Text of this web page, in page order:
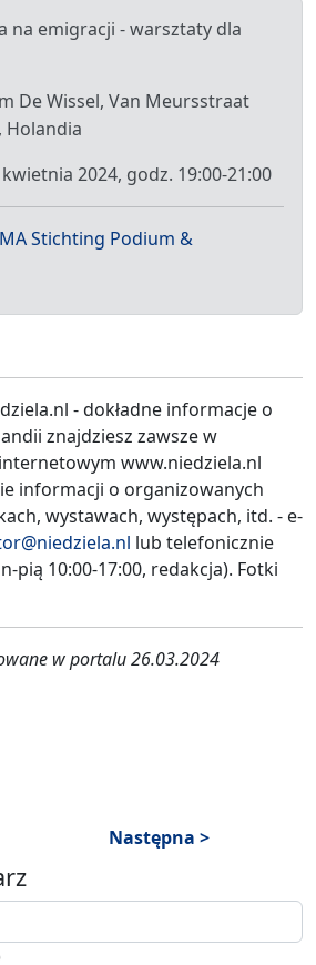
na emigracji - warsztaty dla
De Wissel, Van Meursstraat
Holandia
2024, godz. 19:00-21:00
Stichting Podium &
- dokładne informacje o
znajdziesz zawsze w
www.niedziela.nl
informacji o organizowanych
wystawach, występach, itd. - e-
lub telefonicznie
pią 10:00-17:00, redakcja). Fotki
w portalu 26.03.2024
Następna >